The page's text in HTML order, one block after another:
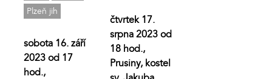
Plzeň jih
sobota 16. září
2023 od 17
hod.,
čtvrtek 17.
srpna 2023 od
18 hod.,
Prusiny, kostel